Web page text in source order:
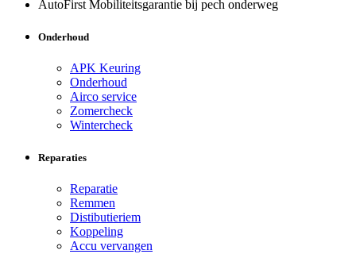
AutoFirst Mobiliteitsgarantie bij pech onderweg
Onderhoud
APK Keuring
Onderhoud
Airco service
Zomercheck
Wintercheck
Reparaties
Reparatie
Remmen
Distibutieriem
Koppeling
Accu vervangen